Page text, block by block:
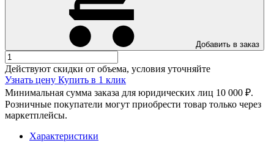
Добавить в заказ
Действуют скидки от объема, условия уточняйте
Узнать цену Купить в 1 клик
Минимальная сумма заказа для юридических лиц 10 000 ₽.
Розничные покупатели могут приобрести товар только через
маркетплейсы.
Характеристики